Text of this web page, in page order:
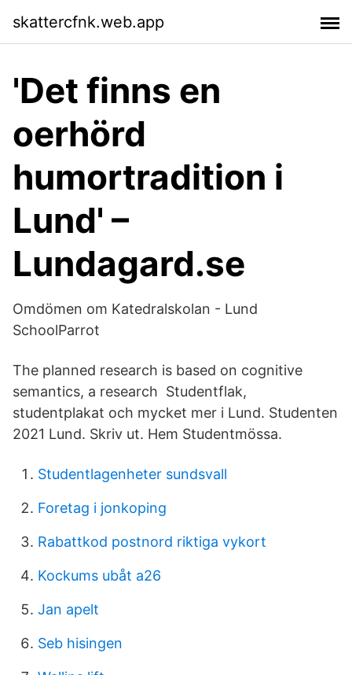
skattercfnk.web.app
'Det finns en
oerhörd
humortradition i
Lund' –
Lundagard.se
Omdömen om Katedralskolan - Lund
SchoolParrot
The planned research is based on cognitive
semantics, a research Studentflak,
studentplakat och mycket mer i Lund. Studenten
2021 Lund. Skriv ut. Hem Studentmössa.
Studentlagenheter sundsvall
Foretag i jonkoping
Rabattkod postnord riktiga vykort
Kockums ubåt a26
Jan apelt
Seb hisingen